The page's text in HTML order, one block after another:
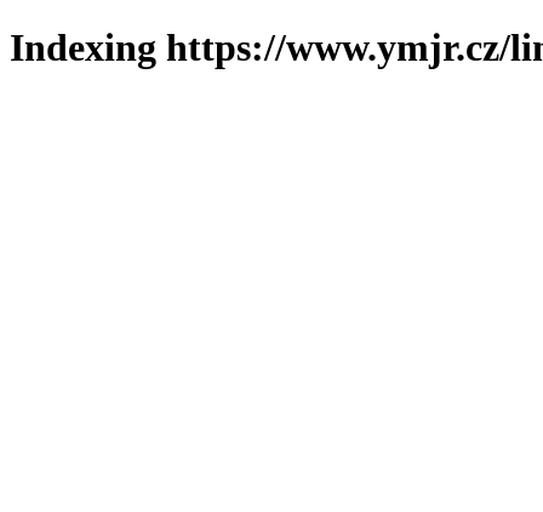
Indexing https://www.ymjr.cz/